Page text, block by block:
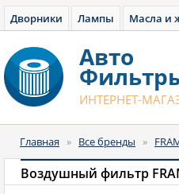
Дворники Лампы Масла и
Авто
ИНТЕРНЕТ-
Главная » Все бренды »
Воздушный фильтр